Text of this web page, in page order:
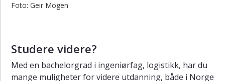
Foto: Geir Mogen
Studere videre?
Med en bachelorgrad i ingeniørfag, logistikk, har du
mange muligheter for videre utdanning, både i Norge